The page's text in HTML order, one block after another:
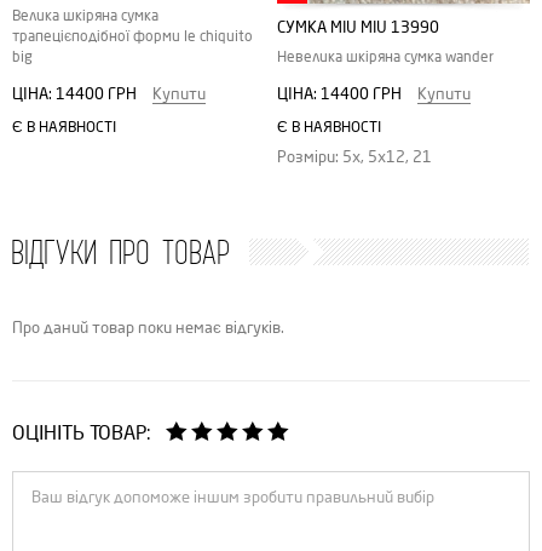
Велика шкіряна сумка
трапецієподібної форми le chiquito
big
ЦІНА: 14400 ГРН Купити
Є В НАЯВНОСТІ
СУМКА MIU MIU 13990
Невелика шкіряна сумка wander
ЦІНА: 14400 ГРН Купити
Є В НАЯВНОСТІ
Розміри: 5x, 5x12, 21
ВІДГУКИ ПРО ТОВАР
Про даний товар поки немає відгуків.
ОЦІНІТЬ ТОВАР: